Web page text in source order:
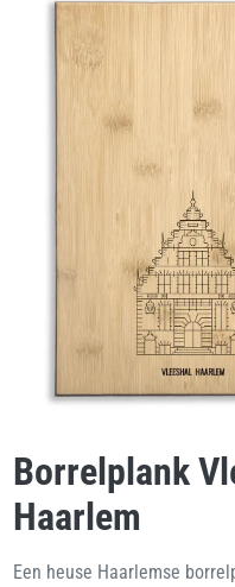
Borrelplank
Haarlem
Een heuse Haarlemse